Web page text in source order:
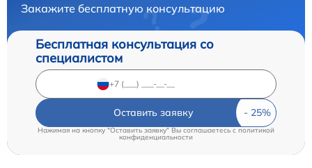
Закажите бесплатную консультацию
Бесплатная консультация со
специалистом
Оставить заявку
Нажимая на кнопку "Оставить заявку" Вы соглашаетесь cполитикой
конфиденциальности